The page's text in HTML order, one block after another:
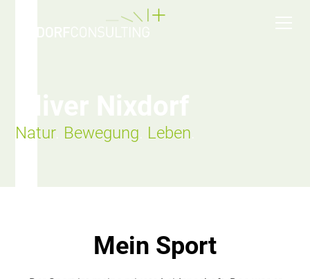
Natur. Bewegung Leben
Mein Sport